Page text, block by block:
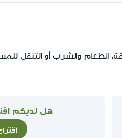
الطعام والشراب أو التنقل
هل لديكم